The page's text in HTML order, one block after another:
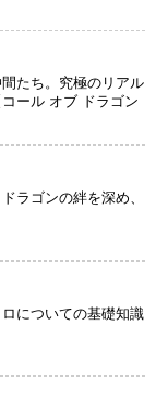
たち。究極のリアル
ール オブ ドラゴン
ラゴンの絆を深め、
についての基礎知識